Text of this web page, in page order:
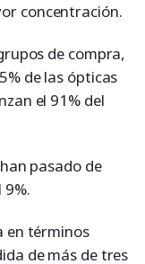
concentración.
de compra,
de las ópticas
el 91% del
pasado de
en términos
de más de tres